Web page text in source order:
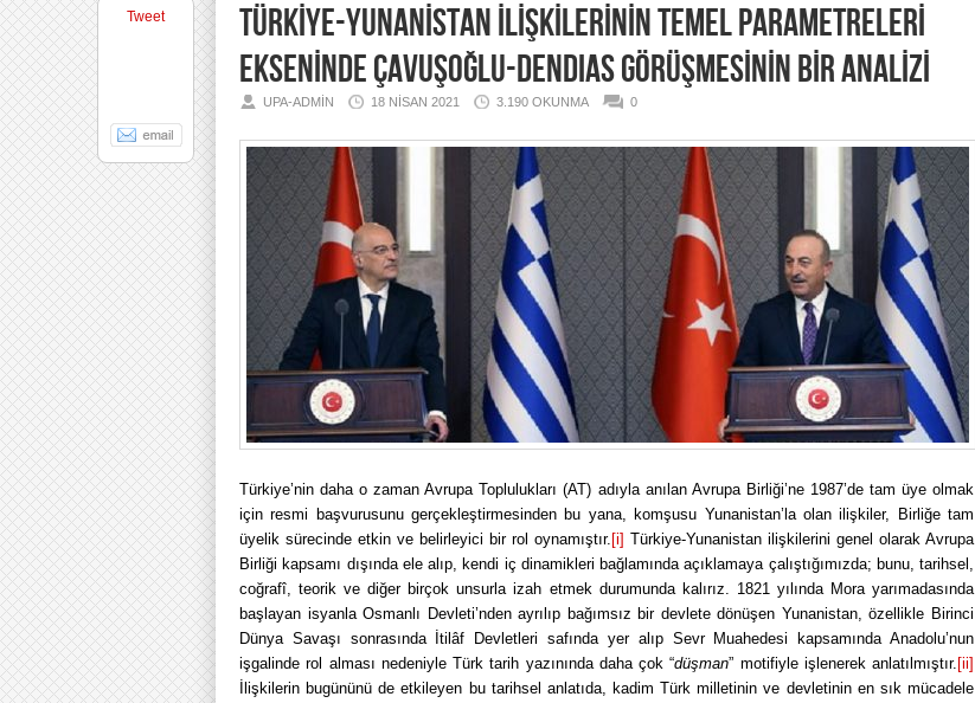
TÜRKİYE-YUNANİSTAN İLİŞKİLERİNİN TEMEL PARAMETRELERİ
EKSENİNDE ÇAVUŞOĞLU-DENDIAS GÖRÜŞMESİNİN BİR ANALİZİ
UPA-ADMIN 18 NISAN 2021 3.190 OKUNMA 0
Türkiye’nin daha o zaman Avrupa Toplulukları (AT) adıyla anılan Avrupa Birliği’ne 1987’de tam üye olmak
için resmi başvurusunu gerçekleştirmesinden bu yana, komşusu Yunanistan’la olan ilişkiler, Birliğe tam
üyelik sürecinde etkin ve belirleyici bir rol oynamıştır. [i] Türkiye-Yunanistan ilişkilerini genel olarak Avrupa
Birliği kapsamı dışında ele alıp, kendi iç dinamikleri bağlamında açıklamaya çalıştığımızda; bunu, tarihsel,
coğrafî, teorik ve diğer birçok unsurla izah etmek durumunda kalırız. 1821 yılında Mora yarımadasında
başlayan isyanla Osmanlı Devleti’nden ayrılıp bağımsız bir devlete dönüşen Yunanistan, özellikle Birinci
Dünya Savaşı sonrasında İtilâf Devletleri safında yer alıp Sevr Muahedesi kapsamında Anadolu’nun
işgalinde rol alması nedeniyle Türk tarih yazınında daha çok “düşman” motifiyle işlenerek anlatılmıştır. [ii]
İlişkilerin bugününü de etkileyen bu tarihsel anlatıda, kadim Türk milletinin ve devletinin en sık mücadele
Tweet